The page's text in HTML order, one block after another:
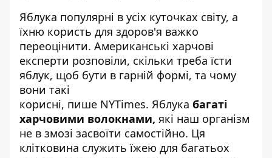
Яблука популярні в усіх куточках світу, а
їхню користь для здоров'я важко
переоцінити. Американські харчові
експерти розповіли, скільки треба їсти
яблук, щоб бути в гарній формі, та чому
вони такі
корисні, пише NYTimes. Яблука багаті
харчовими волокнами, які наш організм
не в змозі засвоїти самостійно. Ця
клітковина служить їжею для багатьох